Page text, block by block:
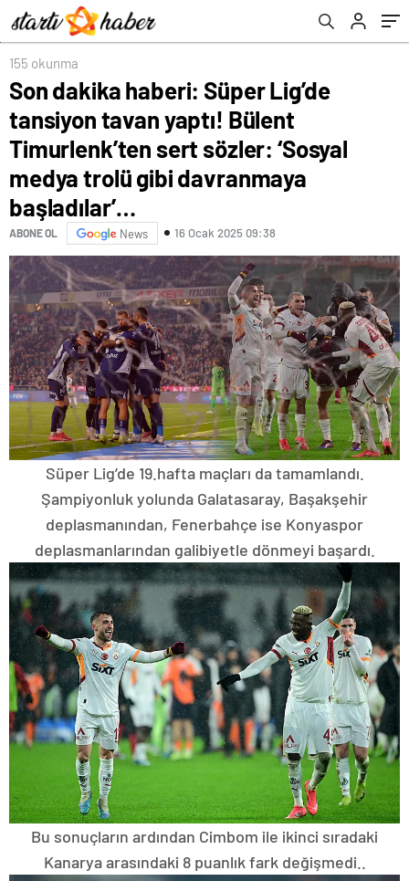
sözler: ‘Sosyal medya trolü gibi davranmaya
başladılar’…
155 okunma
Son dakika haberi: Süper Lig’de
tansiyon tavan yaptı! Bülent
Timurlenk’ten sert sözler: ‘Sosyal
medya trolü gibi davranmaya
başladılar’…
ABONE OL News 16 Ocak 2025 09:38
Süper Lig’de 19.hafta maçları da tamamlandı.
Şampiyonluk yolunda Galatasaray, Başakşehir
deplasmanından, Fenerbahçe ise Konyaspor
deplasmanlarından galibiyetle dönmeyi başardı.
Bu sonuçların ardından Cimbom ile ikinci sıradaki
Kanarya arasındaki 8 puanlık fark değişmedi..